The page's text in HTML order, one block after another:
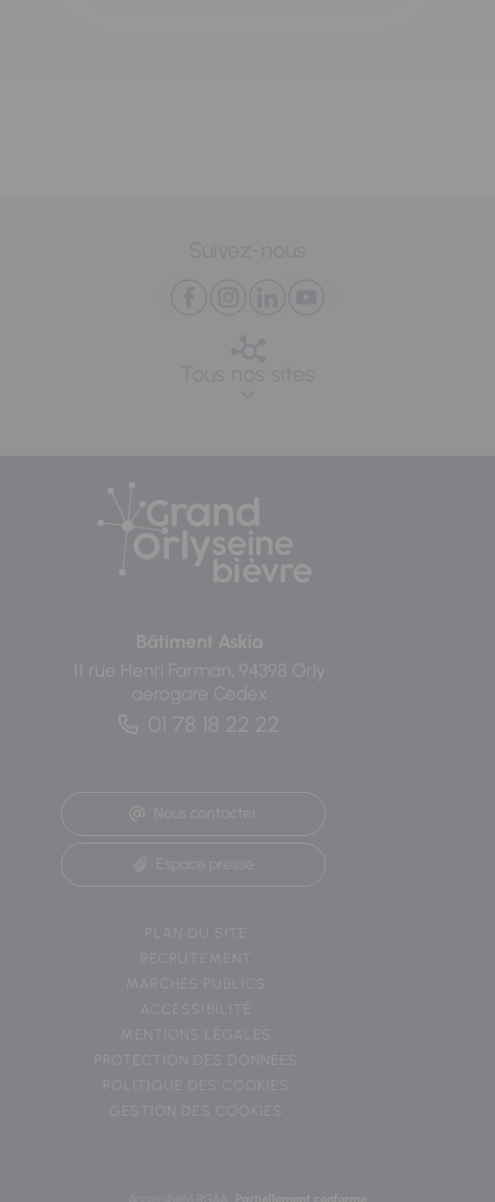
Bâtiment Askia
11 rue Henri Farman, 94398 Orly
aérogare Cedex
01 78 18 22 22
Nous contacter
Espace presse
PLAN DU SITE
RECRUTEMENT
MARCHÉS PUBLICS
ACCESSIBILITÉ
MENTIONS LÉGALES